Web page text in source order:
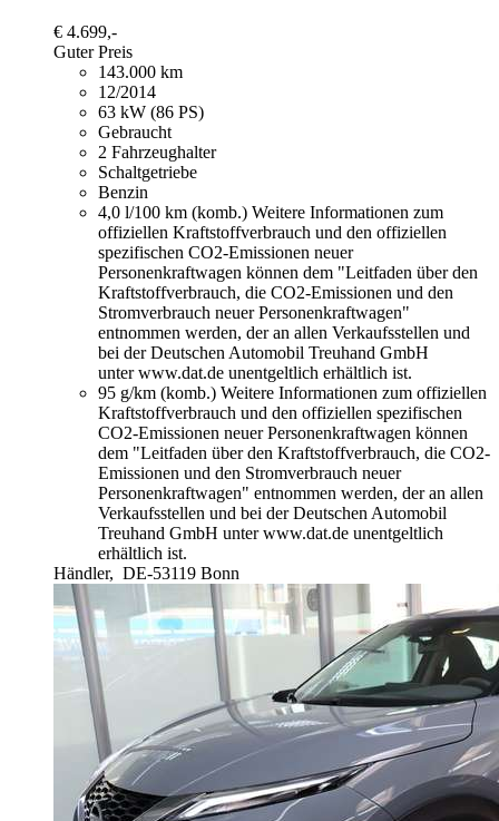
€ 4.699,-
Guter Preis
143.000 km
12/2014
63 kW (86 PS)
Gebraucht
2 Fahrzeughalter
Schaltgetriebe
Benzin
4,0 l/100 km (komb.) Weitere Informationen zum
offiziellen Kraftstoffverbrauch und den offiziellen
spezifischen CO2-Emissionen neuer
Personenkraftwagen können dem "Leitfaden über den
Kraftstoffverbrauch, die CO2-Emissionen und den
Stromverbrauch neuer Personenkraftwagen"
entnommen werden, der an allen Verkaufsstellen und
bei der Deutschen Automobil Treuhand GmbH
unter www.dat.de unentgeltlich erhältlich ist.
95 g/km (komb.) Weitere Informationen zum offiziellen
Kraftstoffverbrauch und den offiziellen spezifischen
CO2-Emissionen neuer Personenkraftwagen können
dem "Leitfaden über den Kraftstoffverbrauch, die CO2-
Emissionen und den Stromverbrauch neuer
Personenkraftwagen" entnommen werden, der an allen
Verkaufsstellen und bei der Deutschen Automobil
Treuhand GmbH unter www.dat.de unentgeltlich
erhältlich ist.
Händler, DE-53119 Bonn